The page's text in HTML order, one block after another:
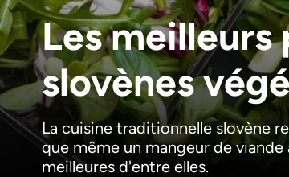
Les
slovènes
La cuisine traditionnelle slovène
que même un mangeur de viande
meilleures d'entre elles.